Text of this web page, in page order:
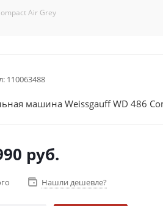
Air Grey
110063488
машина Weissgauff WD 486
руб.
Нашли дешевле?